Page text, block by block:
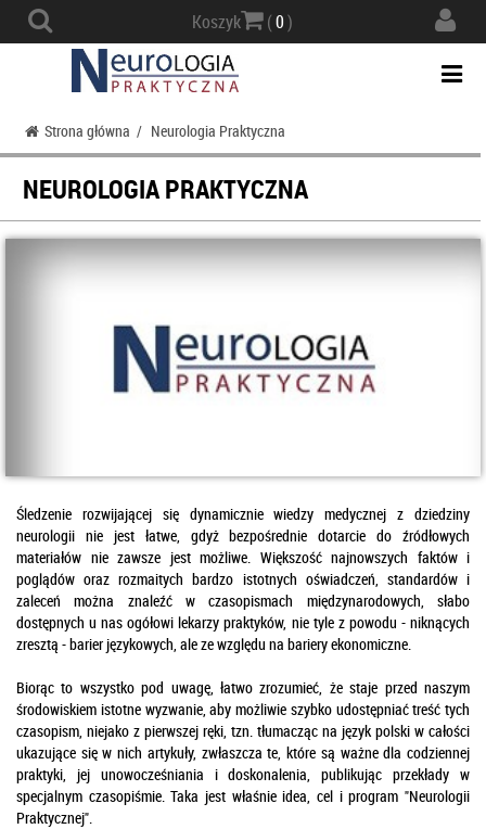
Koszyk (0)
Strona główna / Neurologia Praktyczna
NEUROLOGIA PRAKTYCZNA
Śledzenie rozwijającej się dynamicznie wiedzy medycznej z dziedziny
neurologii nie jest łatwe, gdyż bezpośrednie dotarcie do źródłowych
materiałów nie zawsze jest możliwe. Większość najnowszych faktów i
poglądów oraz rozmaitych bardzo istotnych oświadczeń, standardów i
zaleceń można znaleźć w czasopismach międzynarodowych, słabo
dostępnych u nas ogółowi lekarzy praktyków, nie tyle z powodu - niknących
zresztą - barier językowych, ale ze względu na bariery ekonomiczne.
Biorąc to wszystko pod uwagę, łatwo zrozumieć, że staje przed naszym
środowiskiem istotne wyzwanie, aby możliwie szybko udostępniać treść tych
czasopism, niejako z pierwszej ręki, tzn. tłumacząc na język polski w całości
ukazujące się w nich artykuły, zwłaszcza te, które są ważne dla codziennej
praktyki, jej unowocześniania i doskonalenia, publikując przekłady w
specjalnym czasopiśmie. Taka jest właśnie idea, cel i program "Neurologii
Praktycznej".